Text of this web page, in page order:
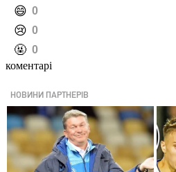
️😄 0
️😢 0
️🤬 0
коментарі